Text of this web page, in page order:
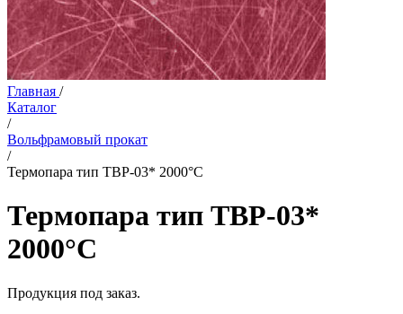
Главная /
Каталог
/
Вольфрамовый прокат
/
Термопара тип ТВР-03* 2000°С
Термопара тип ТВР-03*
2000°С
Продукция под заказ.